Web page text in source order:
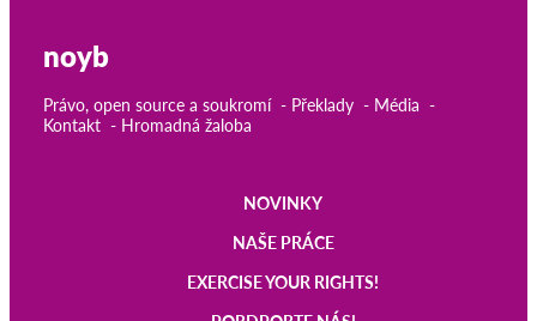
noyb
Právo, open source a soukromí Překlady
Média
Kontakt
Hromadná žaloba
NOVINKY
NAŠE PRÁCE
EXERCISE YOUR RIGHTS!